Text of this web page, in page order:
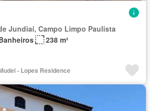
Jundiaí, Campo Limpo Paulista
238 m²
- Lopes Residence